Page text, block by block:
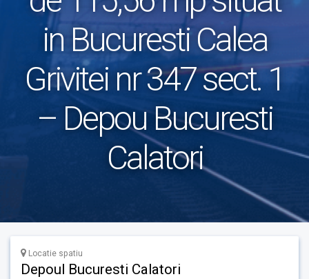
in Bucuresti Calea
Grivitei nr 347 sect. 1
– Depou Bucuresti
Calatori
Locatie spatiu
Depoul Bucuresti Calatori